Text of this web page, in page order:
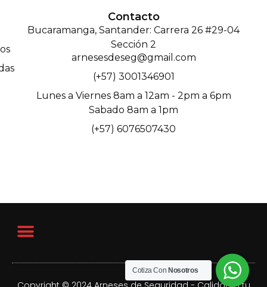
Contacto
Bucaramanga, Santander: Carrera 26 #29-04
Sección 2
arnesesdeseg@gmail.com
(+57) 3001346901
Lunes a Viernes 8am a 12am - 2pm a 6pm
Sabado 8am a 1pm
(+57) 6076507430
Cotiza Con Nosotros